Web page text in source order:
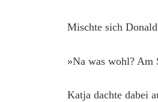
Mischte sich
»Na was wohl? Am
Katja dachte dabei